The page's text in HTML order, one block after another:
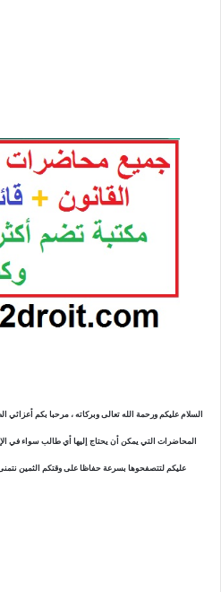
السلام عليكم ورحمة الله تعالى وبركاته ، مرحبا بكم أعزائي
المحاضرات التي يمكن أن يحتاج إليها أي طالب سواء في
عليكم لتتصفحوها بسرعة حفاظا على وقتكم الثمين